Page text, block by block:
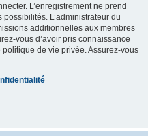
L’enregistrement ne prend
L’administrateur du
additionnelles aux membres
vous d’avoir pris connaissance
de vie privée. Assurez-vous